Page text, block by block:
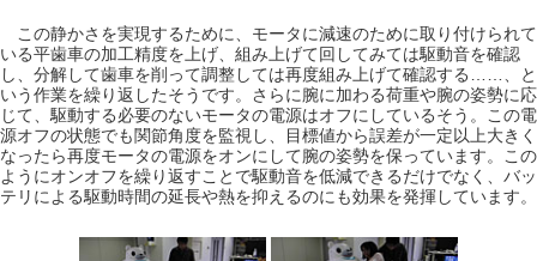
この静かさを実現するために、モータに減速のために取り付けられて
いる平歯車の加工精度を上げ、組み上げて回してみては駆動音を確認
し、分解して歯車を削って調整しては再度組み上げて確認する……、と
いう作業を繰り返したそうです。さらに腕に加わる荷重や腕の姿勢に応
じて、駆動する必要のないモータの電源はオフにしているそう。この電
源オフの状態でも関節角度を監視し、目標値から誤差が一定以上大きく
なったら再度モータの電源をオンにして腕の姿勢を保っています。この
ようにオンオフを繰り返すことで駆動音を低減できるだけでなく、バッ
テリによる駆動時間の延長や熱を抑えるのにも効果を発揮しています。